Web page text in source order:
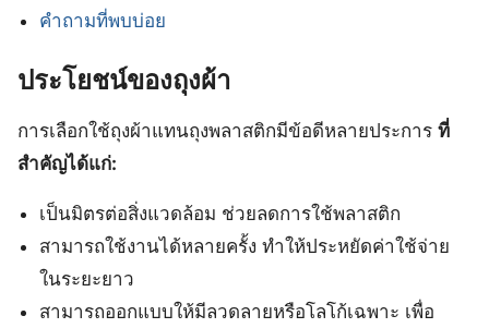
คำถามที่พบบ่อย
ประโยชน์ของถุงผ้า
การเลือกใช้ถุงผ้าแทนถุงพลาสติกมีข้อดีหลายประการ ที่
สำคัญได้แก่:
เป็นมิตรต่อสิ่งแวดล้อม ช่วยลดการใช้พลาสติก
สามารถใช้งานได้หลายครั้ง ทำให้ประหยัดค่าใช้จ่าย
ในระยะยาว
สามารถออกแบบให้มีลวดลายหรือโลโก้เฉพาะ เพื่อ